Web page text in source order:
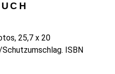
25,7 x 20
ISBN